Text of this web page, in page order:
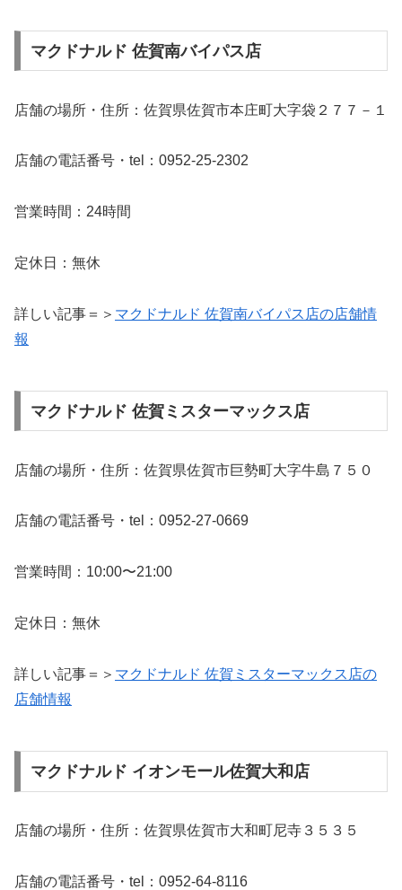
マクドナルド 佐賀南バイパス店
店舗の場所・住所：佐賀県佐賀市本庄町大字袋２７７－１
店舗の電話番号・tel：0952-25-2302
営業時間：24時間
定休日：無休
詳しい記事＝＞ マクドナルド 佐賀南バイパス店の店舗情
報
マクドナルド 佐賀ミスターマックス店
店舗の場所・住所：佐賀県佐賀市巨勢町大字牛島７５０
店舗の電話番号・tel：0952-27-0669
営業時間：10:00〜21:00
定休日：無休
詳しい記事＝＞ マクドナルド 佐賀ミスターマックス店の
店舗情報
マクドナルド イオンモール佐賀大和店
店舗の場所・住所：佐賀県佐賀市大和町尼寺３５３５
店舗の電話番号・tel：0952-64-8116